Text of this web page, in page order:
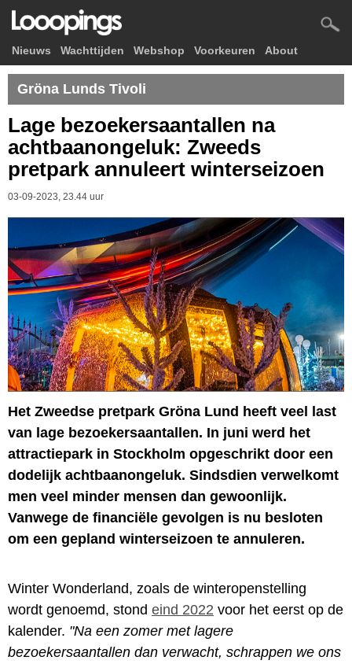
Nieuws Wachttijden Webshop Voorkeuren About
Gröna Lunds Tivoli
Lage bezoekersaantallen na
achtbaanongeluk: Zweeds
pretpark annuleert winterseizoen
03-09-2023, 23.44 uur
Het Zweedse pretpark Gröna Lund heeft veel last
van lage bezoekersaantallen. In juni werd het
attractiepark in Stockholm opgeschrikt door een
dodelijk achtbaanongeluk. Sindsdien verwelkomt
men veel minder mensen dan gewoonlijk.
Vanwege de financiële gevolgen is nu besloten
om een gepland winterseizoen te annuleren.
Winter Wonderland, zoals de winteropenstelling
wordt genoemd, stond eind 2022 voor het eerst op de
kalender. "Na een zomer met lagere
bezoekersaantallen dan verwacht, schrappen we ons